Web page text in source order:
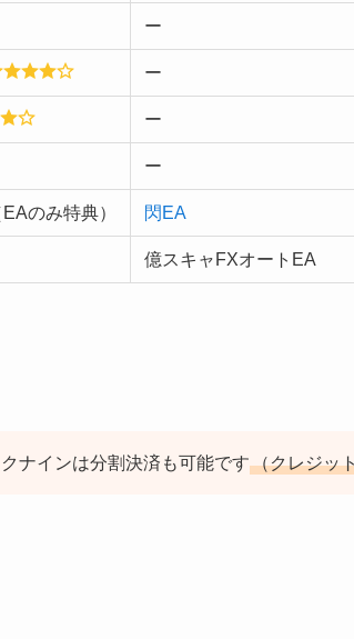
ー
ー
ー
ー
のみ特典） 閃EA
億スキャFXオートEA
ナインは分割決済も可能です（クレジッ